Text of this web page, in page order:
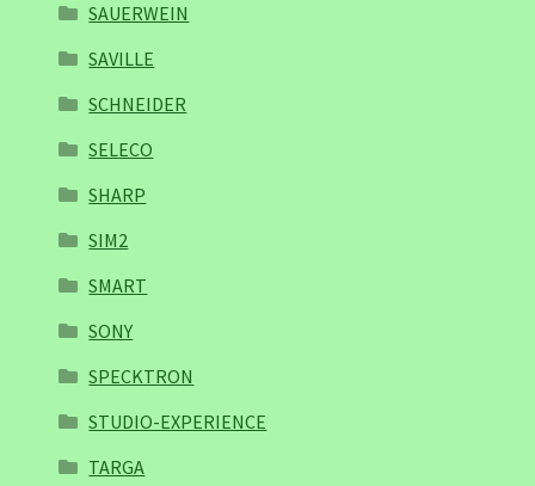
SAUERWEIN
SAVILLE
SCHNEIDER
SELECO
SHARP
SIM2
SMART
SONY
SPECKTRON
STUDIO-EXPERIENCE
TARGA